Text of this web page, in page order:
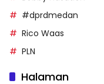
#dprdmedan
Rico Waas
PLN
Halaman